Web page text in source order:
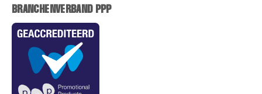
BRANCHENVERBAND PPP